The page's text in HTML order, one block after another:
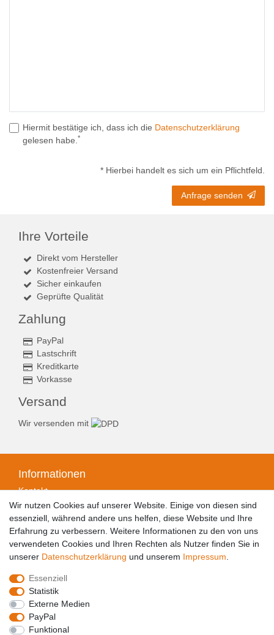
Hiermit bestätige ich, dass ich die Daten­schutz­erklärung
gelesen habe. *
* Hierbei handelt es sich um ein Pflichtfeld.
Anfrage senden
Ihre Vorteile
Direkt vom Hersteller
Kostenfreier Versand
Sicher einkaufen
Geprüfte Qualität
Zahlung
PayPal
Lastschrift
Kreditkarte
Vorkasse
Versand
Wir versenden mit
Informationen
Kontakt
Zahlungsarten
Versandarten & -kosten
Widerrufsrecht
Widerrufsformular
Datenschutzerklärung
AGB
Barrierefreiheitserklärung
Wir nutzen Cookies auf unserer Website. Einige von diesen sind
essenziell, während andere uns helfen, diese Website und Ihre
Erfahrung zu verbessern. Weitere Informationen zu den von uns
verwendeten Cookies und Ihren Rechten als Nutzer finden Sie in
unserer Daten­schutz­erklärung und unserem Impressum
Essenziell
Statistik
Externe Medien
PayPal
Funktional